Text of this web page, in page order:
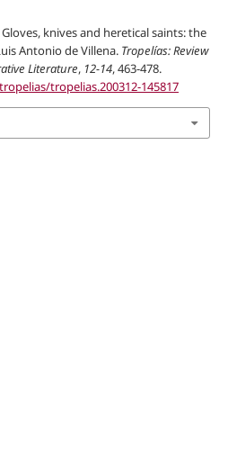
knives and heretical saints: the
Antonio de Villena. Tropelías: Review
Literature, 12-14, 463-478.
tropelias.200312-145817